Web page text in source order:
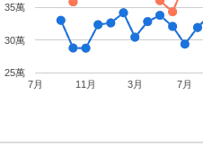
7月 11月 3月 7月
25萬
30萬
35萬